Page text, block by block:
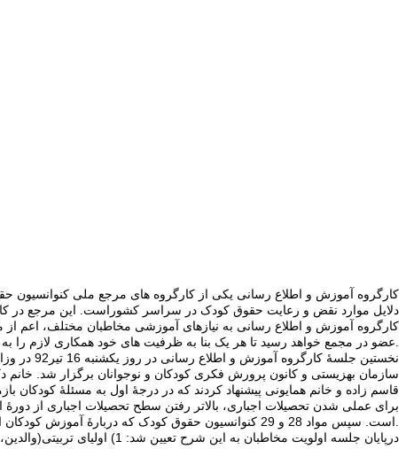
دلایل موارد نقض و رعایت حقوق کودک در سراسر کشوراست. این مرجع در
کارگروه آموزش و اطلاع رسانی به نیازهای آموزشی مخاطبان مختلف، اعم
نخستین
سازمان بهزیستی و کانون پرورش فکری کودکان و نوجوانان برگزار شد. خانم
قاسم زاده و خانم همایونی پیشنهاد کردند که در درجۀ اول به مسئلۀ کودکان
برای عملی شدن تحصیلات اجباری، بالاتر رفتن سطح تحصیلات اجباری از دورۀ